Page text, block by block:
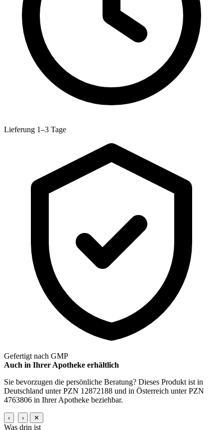
Lieferung 1–3 Tage
Gefertigt nach GMP
Auch in Ihrer Apotheke erhältlich
Sie bevorzugen die persönliche Beratung? Dieses Produkt ist in
Deutschland unter PZN 12872188 und in Österreich unter PZN
4763806 in Ihrer Apotheke beziehbar.
‹ › ✕
Was drin ist